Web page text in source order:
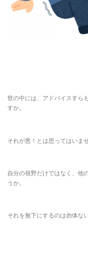
世の中には、アドバイスすら
すか。
それが悪！とは思ってはいま
自分の視野だけではなく、他
うか。
それを無下にするのは勿体な